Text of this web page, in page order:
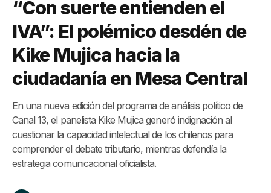
“Con suerte entienden el
IVA”: El polémico desdén de
Kike Mujica hacia la
ciudadanía en Mesa Central
En una nueva edición del programa de análisis político de
Canal 13, el panelista Kike Mujica generó indignación al
cuestionar la capacidad intelectual de los chilenos para
comprender el debate tributario, mientras defendía la
estrategia comunicacional oficialista.